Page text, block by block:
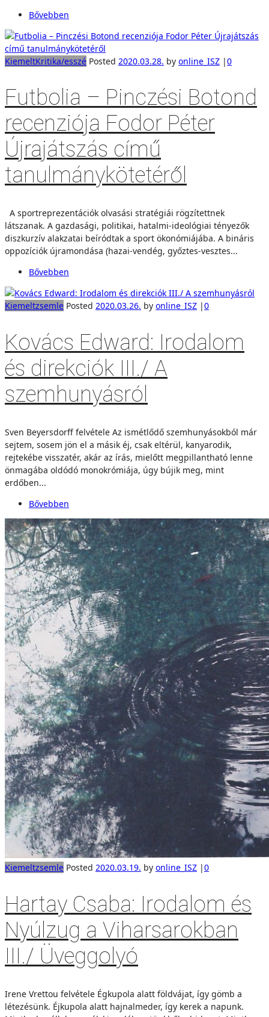
Bővebben
KiemeltKritika/esszé Posted 2020.03.28. by online_ISZ |0
Futbolia – Pinczési Botond
recenziója Fodor Péter
Újrajátszás című
tanulmánykötetéről
A sportreprezentációk olvasási stratégiái rögzítettnek
látszanak. A gazdasági, politikai, hatalmi-ideológiai tényezők
diszkurzív alakzatai beíródtak a sport ökonómiájába. A bináris
oppozíciók újramondása (hazai-vendég, győztes-vesztes...
Bővebben
Kiemeltzsemle Posted 2020.03.26. by online_ISZ |0
Kovács Edward: Irodalom
és direkciók III./ A
szemhunyásról
Sven Beyersdorff felvétele Az ismétlődő szemhunyásokból már
sejtem, sosem jön el a másik éj, csak eltérül, kanyarodik,
rejtekébe visszatér, akár az írás, mielőtt megpillantható lenne
önmagába oldódó monokrómiája, úgy bújik meg, mint
erdőben...
Bővebben
Kiemeltzsemle Posted 2020.03.19. by online_ISZ |0
Hartay Csaba: Irodalom és
Nyúlzug a Viharsarokban
III./ Üveggolyó
Irene Vrettou felvétele Égkupola alatt földvájat, így gömb a
létezésünk. Éjkupola alatt hajnalmeder, így kerek a napunk.